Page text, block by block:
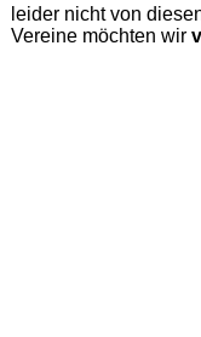
leider nicht von
Vereine möchten wir